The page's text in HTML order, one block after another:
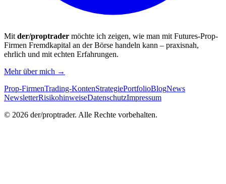
Mit der/proptrader möchte ich zeigen, wie man mit Futures-Prop-
Firmen Fremdkapital an der Börse handeln kann – praxisnah,
ehrlich und mit echten Erfahrungen.
Mehr über mich →
Prop-FirmenTrading-KontenStrategiePortfolioBlogNews
NewsletterRisikohinweiseDatenschutzImpressum
© 2026 der/proptrader. Alle Rechte vorbehalten.